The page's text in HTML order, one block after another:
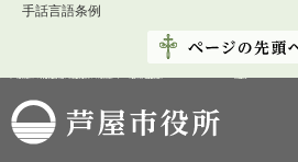
手話言語条例
芦屋市役所